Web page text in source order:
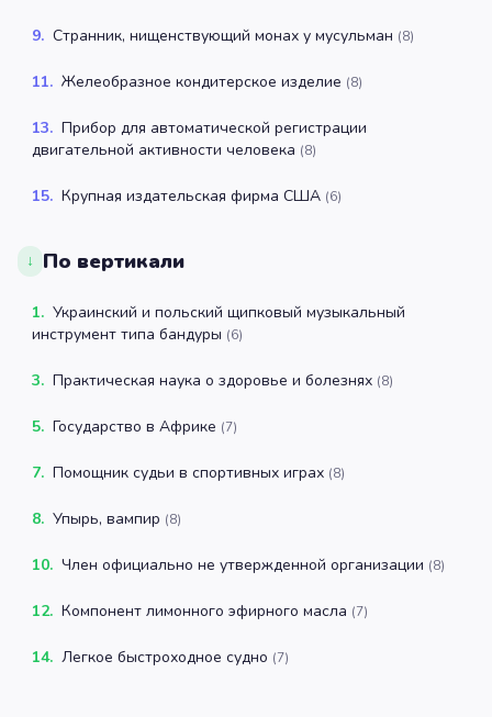
9. Странник, нищенствующий монах у мусульман (8)
11. Желеобразное кондитерское изделие (8)
13. Прибор для автоматической регистрации
двигательной активности человека (8)
15. Крупная издательская фирма США (6)
↓ По вертикали
1. Украинский и польский щипковый музыкальный
инструмент типа бандуры (6)
3. Практическая наука о здоровье и болезнях (8)
5. Государство в Африке (7)
7. Помощник судьи в спортивных играх (8)
8. Упырь, вампир (8)
10. Член официально не утвержденной организации (8)
12. Компонент лимонного эфирного масла (7)
14. Легкое быстроходное судно (7)